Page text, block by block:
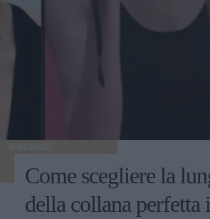
TENDENZE
Come scegliere la
della collana perfetta